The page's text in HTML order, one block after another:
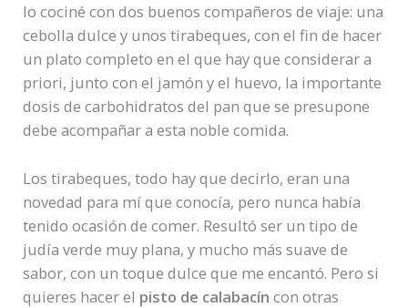
lo cociné con dos buenos compañeros de viaje: una
cebolla dulce y unos tirabeques, con el fin de hacer
un plato completo en el que hay que considerar a
priori, junto con el jamón y el huevo, la importante
dosis de carbohidratos del pan que se presupone
debe acompañar a esta noble comida.
Los tirabeques, todo hay que decirlo, eran una
novedad para mí que conocía, pero nunca había
tenido ocasión de comer. Resultó ser un tipo de
judía verde muy plana, y mucho más suave de
sabor, con un toque dulce que me encantó. Pero si
quieres hacer el pisto de calabacín con otras